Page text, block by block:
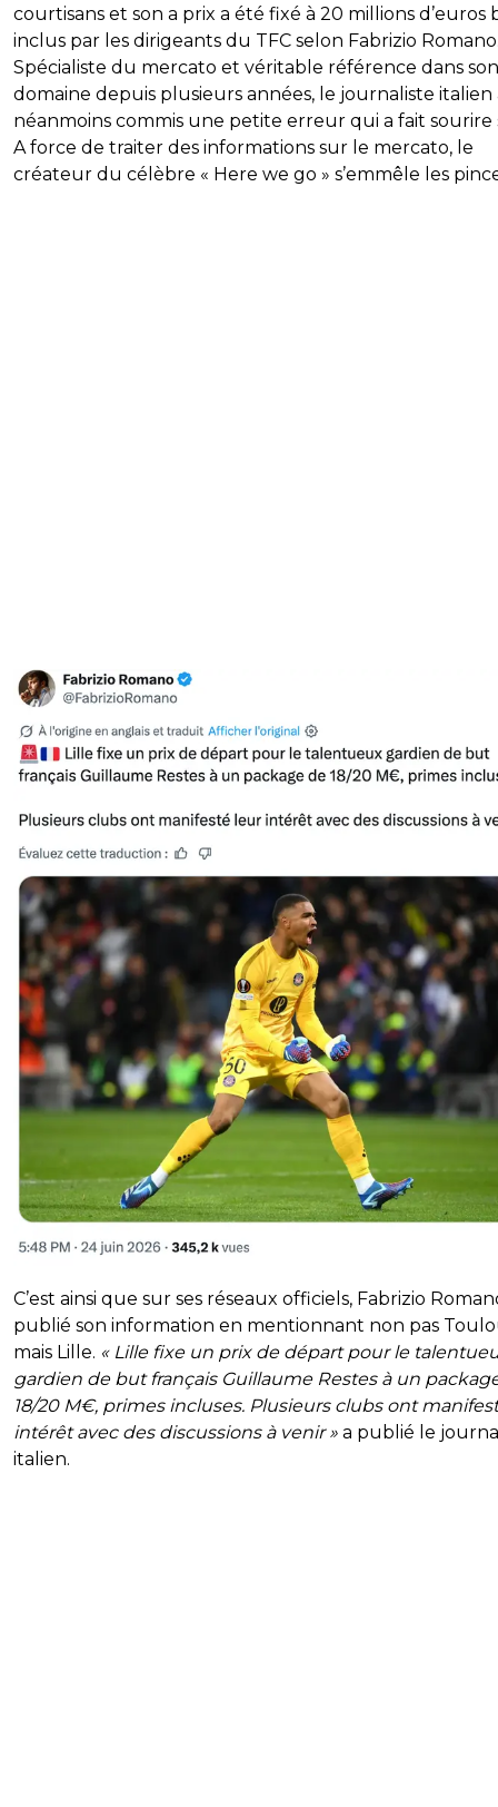
courtisans et son a prix a été fixé à 20 millions d’euros
inclus par les dirigeants du TFC selon Fabrizio
Spécialiste du mercato et véritable référence dans son
domaine depuis plusieurs années, le journaliste italien
néanmoins commis une petite erreur qui a fait sourire
A force de traiter des informations sur le mercato, le
créateur du célèbre « Here we go » s’emmêle les
C’est ainsi que sur ses réseaux officiels, Fabrizio
publié son information en mentionnant non pas
mais Lille. « Lille fixe un prix de départ pour le
gardien de but français Guillaume Restes à un
18/20 M€, primes incluses. Plusieurs clubs ont
intérêt avec des discussions à venir » a publié le
italien.